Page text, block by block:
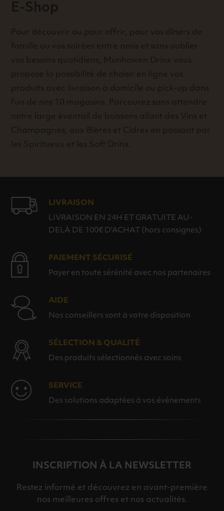
E-Shop
Pour découvrir ou pour offrir, pour vos dîners de
famille ou vos soirées entre amis et sans oublier
vos besoins quotidiens, Munhowen Drinx vous
propose la possibilité de choisir en ligne vos
produits avec livraison à domicile ou pick-up dans
l'un de nos 10 magasins. Parcourez sans attendre
notre large éventail de boissons allant des Vins et
Champagnes, aux Bières et Cidres en passant par
les Spiritueux et les Soft Drinx.
LIVRAISON
LIVRAISON EN 24H ET GRATUITE AU-
DELÀ DE 100€ D'ACHAT (hors consignes)
PAIEMENT SÉCURISÉ
Payer en toute sérénité avec nos partenaires
AIDE
Nos conseillers sont à votre disposition
SÉLECTION & QUALITÉ
Des produits sélectionnés avec soins
SERVICE
Des solutions adaptées à vos événements
INSCRIPTION À LA NEWSLETTER
Restez informé et découvrez en avant-première
nos meilleures offres et nos actualités.